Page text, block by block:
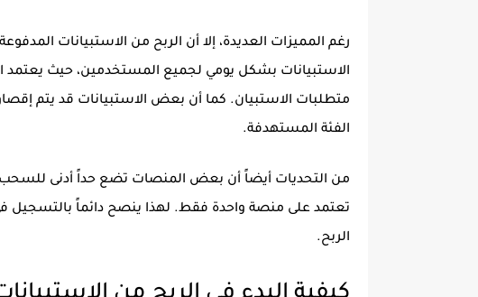
رغم المميزات العديدة، إلا أن الربح من الاستبيانات
الاستبيانات بشكل يومي لجميع المستخدمين، حيث
متطلبات الاستبيان. كما أن بعض الاستبيانات قد يتم
الفئة المستهدفة.
من التحديات أيضاً أن بعض المنصات تضع حداً أدنى للسحب
تعتمد على منصة واحدة فقط. لهذا ينصح دائماً بالتسجيل
الربح.